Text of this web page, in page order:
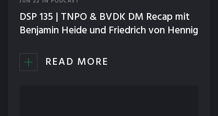
DSP 135 | TNPO & BVDK DM Recap mit
Benjamin Heide und Friedrich von Hennig
READ MORE